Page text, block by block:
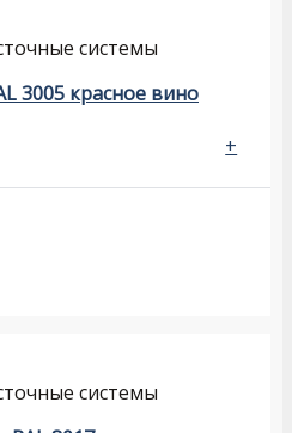
системы
3005 красное вино
+
системы